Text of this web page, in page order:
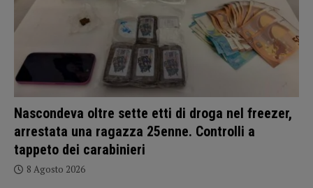
Nascondeva oltre sette etti di droga nel freezer,
arrestata una ragazza 25enne. Controlli a
tappeto dei carabinieri
8 Agosto 2026